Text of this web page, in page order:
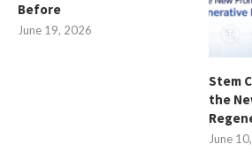
Before
June 19, 2026
Stem
the
June